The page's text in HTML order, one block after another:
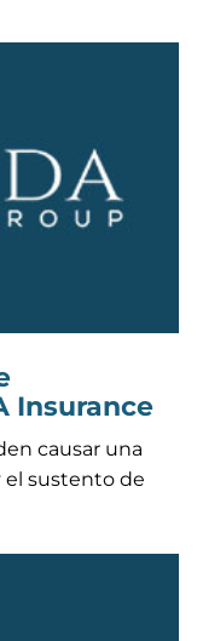
Insurance
causar una
el sustento de